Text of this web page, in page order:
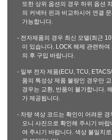
또한 상위 옵션의 경우 하위 옵션
의 커넥터 핀과 비교하시어 연결
가능합니다.
- 전자제품의 경우 최신 모델(최근
이 있습니다. LOCK 해제 관련하
의 후 구입 바랍니다.
- 일부 전자 제품(ECU, TCU,
품의 특성상 제품 불량인 경우만
경우는 교환, 반품이 불가합니다.
가 제공됩니다.
- 차량 색상 코드는 확인이 어려운 경
오니 사진으로 확인해 주시기 바
여 주시기 바랍니다. 색상 불일치